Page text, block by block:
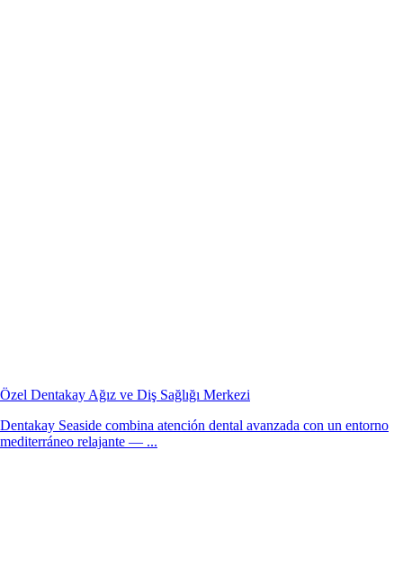
Özel Dentakay Ağız ve Diş Sağlığı Merkezi
Dentakay Seaside combina atención dental avanzada con un entorno
mediterráneo relajante — ...